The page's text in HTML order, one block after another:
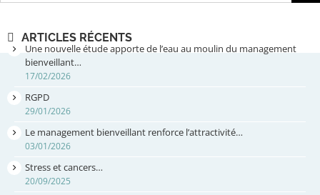
ARTICLES RÉCENTS
Une nouvelle étude apporte de l’eau au moulin du management
bienveillant…
17/02/2026
RGPD
29/01/2026
Le management bienveillant renforce l’attractivité…
03/01/2026
Stress et cancers…
20/09/2025